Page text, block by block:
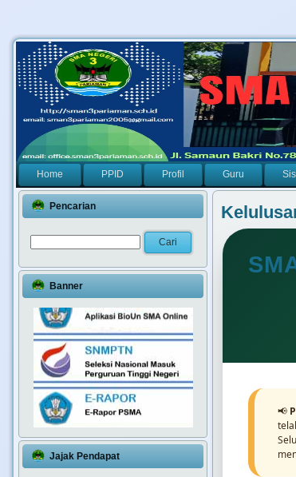
Home PPID Profil Guru
Pencarian
Banner
Jajak Pendapat
📢